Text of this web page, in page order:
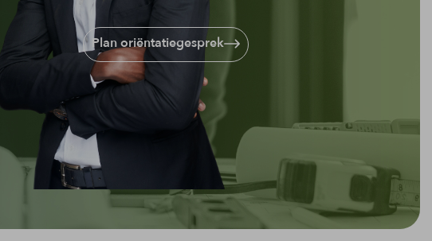
Plan oriëntatiegesprek